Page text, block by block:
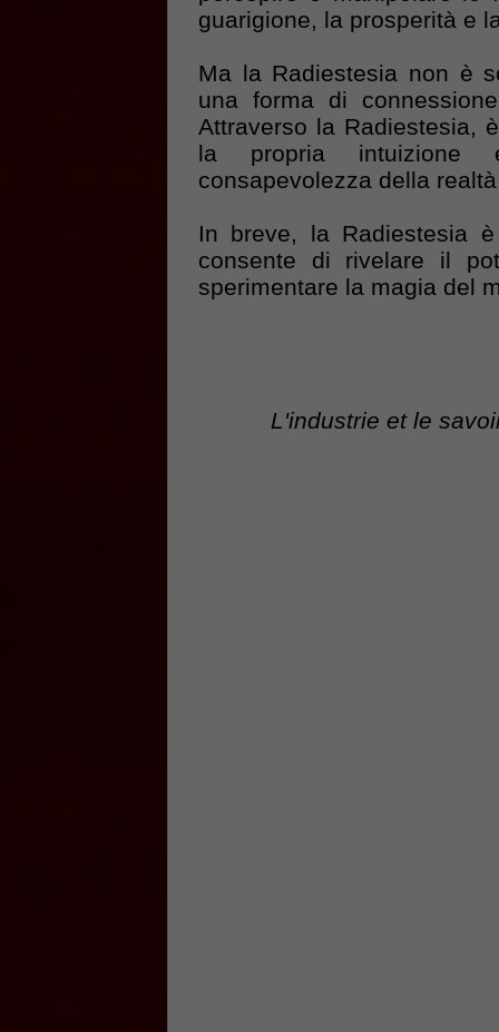
guarigione, la prosperità e
Ma la Radiestesia non è
una forma di
Attraverso la Radiestesia,
la propria intuizione
consapevolezza della
In breve, la Radiestesia
consente di rivelare il
sperimentare la magia del
L'industrie et le